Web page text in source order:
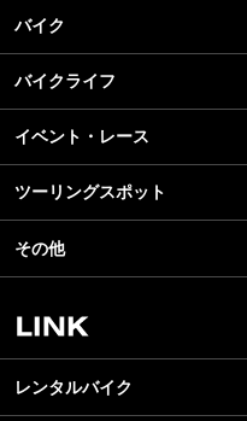
バイク
New Model Show
モデル情報
カスタマイズパーツ
テクノロジー
名車・旧車
ビジネス
バイクライフ
アプリ
ライディングギア
ツーリング
アウトドア
レンタルバイク
イベント・レース
モータースポーツ
イベント
スクール・レッスン
ツーリングスポット
その他
レンタルバイク